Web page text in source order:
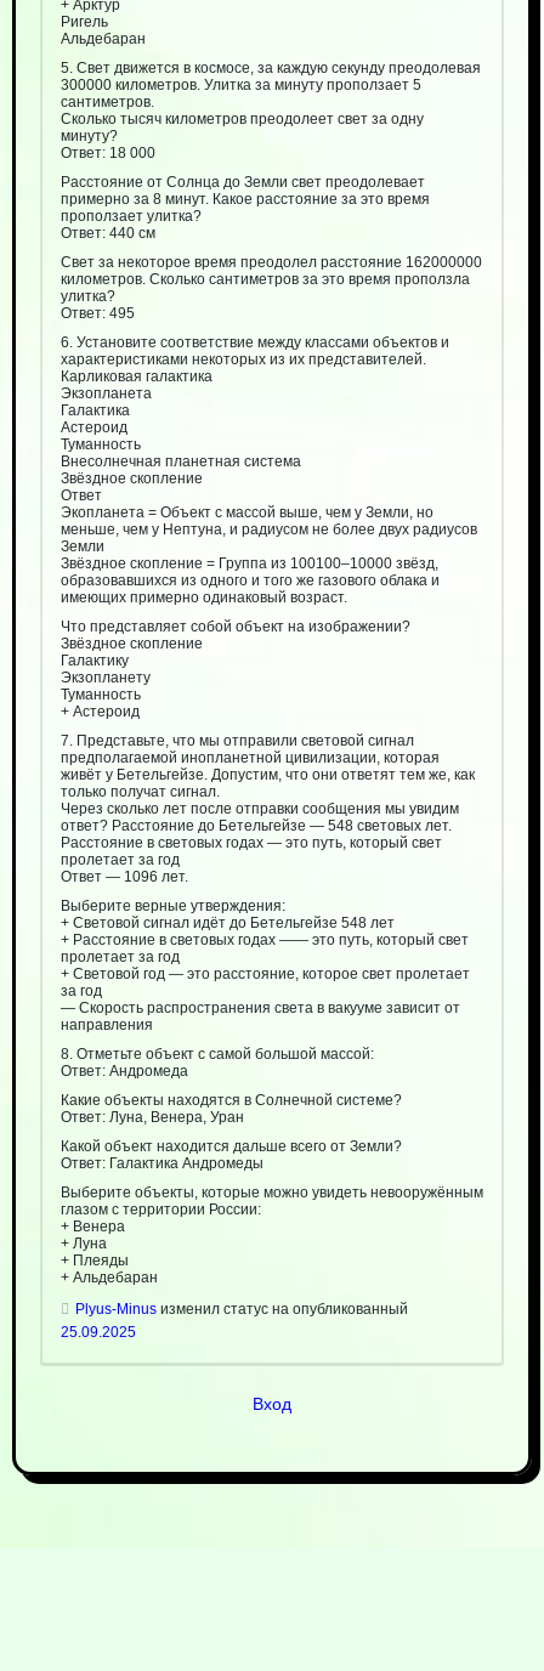
+ Арктур
Ригель
Альдебаран
5. Свет движется в космосе, за каждую секунду преодолевая
300000 километров. Улитка за минуту проползает 5
сантиметров.
Сколько тысяч километров преодолеет свет за одну
минуту?
Ответ: 18 000
Расстояние от Солнца до Земли свет преодолевает
примерно за 8 минут. Какое расстояние за это время
проползает улитка?
Ответ: 440 см
Свет за некоторое время преодолел расстояние 162000000
километров. Сколько сантиметров за это время проползла
улитка?
Ответ: 495
6. Установите соответствие между классами объектов и
характеристиками некоторых из их представителей.
Карликовая галактика
Экзопланета
Галактика
Астероид
Туманность
Внесолнечная планетная система
Звёздное скопление
Ответ
Экопланета = Объект с массой выше, чем у Земли, но
меньше, чем у Нептуна, и радиусом не более двух радиусов
Земли
Звёздное скопление = Группа из 100100–10000 звёзд,
образовавшихся из одного и того же газового облака и
имеющих примерно одинаковый возраст.
Что представляет собой объект на изображении?
Звёздное скопление
Галактику
Экзопланету
Туманность
+ Астероид
7. Представьте, что мы отправили световой сигнал
предполагаемой инопланетной цивилизации, которая
живёт у Бетельгейзе. Допустим, что они ответят тем же, как
только получат сигнал.
Через сколько лет после отправки сообщения мы увидим
ответ? Расстояние до Бетельгейзе — 548 световых лет.
Расстояние в световых годах — это путь, который свет
пролетает за год
Ответ — 1096 лет.
Выберите верные утверждения:
+ Световой сигнал идёт до Бетельгейзе 548 лет
+ Расстояние в световых годах —— это путь, который свет
пролетает за год
+ Световой год — это расстояние, которое свет пролетает
за год
— Скорость распространения света в вакууме зависит от
направления
8. Отметьте объект с самой большой массой:
Ответ: Андромеда
Какие объекты находятся в Солнечной системе?
Ответ: Луна, Венера, Уран
Какой объект находится дальше всего от Земли?
Ответ: Галактика Андромеды
Выберите объекты, которые можно увидеть невооружённым
глазом с территории России:
+ Венера
+ Луна
+ Плеяды
+ Альдебаран
Plyus-Minusизменил статус на опубликованный
25.09.2025
Вход